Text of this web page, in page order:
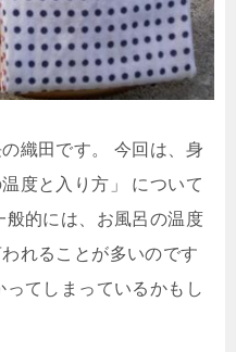
織田です。 今回は、身
度と入り方」 について
的には、お風呂の温度
れることが多いのです
てしまっているかもし